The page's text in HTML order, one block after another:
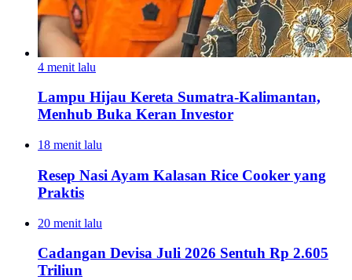
4 menit lalu
Lampu Hijau Kereta Sumatra-Kalimantan,
Menhub Buka Keran Investor
18 menit lalu
Resep Nasi Ayam Kalasan Rice Cooker yang
Praktis
20 menit lalu
Cadangan Devisa Juli 2026 Sentuh Rp 2.605
Triliun